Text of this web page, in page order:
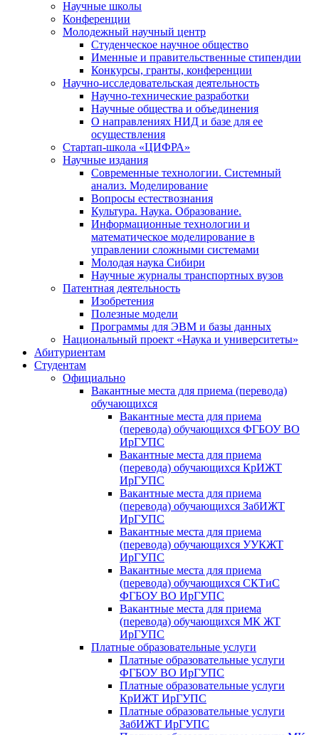
Научные школы
Конференции
Молодежный научный центр
Студенческое научное общество
Именные и правительственные стипендии
Конкурсы, гранты, конференции
Научно-исследовательская деятельность
Научно-технические разработки
Научные общества и объединения
О направлениях НИД и базе для ее
осуществления
Стартап-школа «ЦИФРА»
Научные издания
Современные технологии. Системный
анализ. Моделирование
Вопросы естествознания
Культура. Наука. Образование.
Информационные технологии и
математическое моделирование в
управлении сложными системами
Молодая наука Сибири
Научные журналы транспортных вузов
Патентная деятельность
Изобретения
Полезные модели
Программы для ЭВМ и базы данных
Национальный проект «Наука и университеты»
Абитуриентам
Студентам
Официально
Вакантные места для приема (перевода)
обучающихся
Вакантные места для приема
(перевода) обучающихся ФГБОУ ВО
ИрГУПС
Вакантные места для приема
(перевода) обучающихся КрИЖТ
ИрГУПС
Вакантные места для приема
(перевода) обучающихся ЗабИЖТ
ИрГУПС
Вакантные места для приема
(перевода) обучающихся УУКЖТ
ИрГУПС
Вакантные места для приема
(перевода) обучающихся СКТиС
ФГБОУ ВО ИрГУПС
Вакантные места для приема
(перевода) обучающихся МК ЖТ
ИрГУПС
Платные образовательные услуги
Платные образовательные услуги
ФГБОУ ВО ИрГУПС
Платные образовательные услуги
КрИЖТ ИрГУПС
Платные образовательные услуги
ЗабИЖТ ИрГУПС